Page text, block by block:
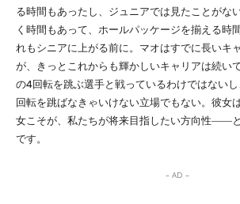
る時間もあったし、ジュニアでは見たことがな
く時間もあって、ホールパッケージを揃える時
れもシニアに上がる前に。マオはすでに長いキ
が、きっとこれからも輝かしいキャリアは続い
の4回転を跳ぶ選手と戦っているわけではない
回転を跳ばなきゃいけない立場でもない。彼女
女こそが、私たちが将来目指したい方向性――
です。
– AD –